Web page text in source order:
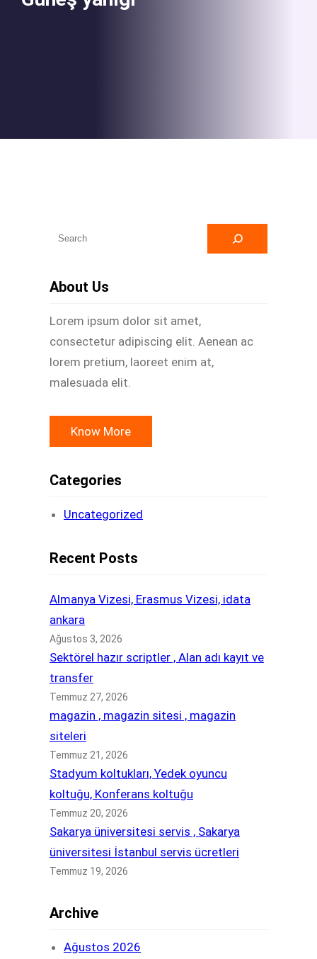
About Us
Lorem ipsum dolor sit amet,
consectetur adipiscing elit. Aenean ac
lorem pretium, laoreet enim at,
malesuada elit.
Know More
Categories
Uncategorized
Recent Posts
Almanya Vizesi, Erasmus Vizesi, idata
ankara
Ağustos 3, 2026
Sektörel hazır scriptler , Alan adı kayıt ve
transfer
Temmuz 27, 2026
magazin , magazin sitesi , magazin
siteleri
Temmuz 21, 2026
Stadyum koltukları, Yedek oyuncu
koltuğu, Konferans koltuğu
Temmuz 20, 2026
Sakarya üniversitesi servis , Sakarya
üniversitesi İstanbul servis ücretleri
Temmuz 19, 2026
Archive
Ağustos 2026